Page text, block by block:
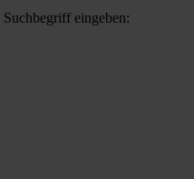
Suchbegriff eingeben: